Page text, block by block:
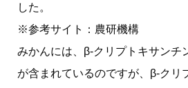
した。
※参考サイト：農研機構
みかんには、β-クリプトキサンチ
が含まれているのですが、β-クリ